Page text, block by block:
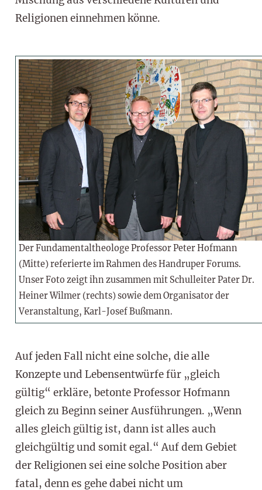
Religionen einnehmen könne.
Der Fundamentaltheologe Professor Peter Hofmann
(Mitte) referierte im Rahmen des Handruper Forums.
Unser Foto zeigt ihn zusammen mit Schulleiter Pater Dr.
Heiner Wilmer (rechts) sowie dem Organisator der
Veranstaltung, Karl-Josef Bußmann.
Auf jeden Fall nicht eine solche, die alle
Konzepte und Lebensentwürfe für „gleich
gültig“ erkläre, betonte Professor Hofmann
gleich zu Beginn seiner Ausführungen. „Wenn
alles gleich gültig ist, dann ist alles auch
gleichgültig und somit egal.“ Auf dem Gebiet
der Religionen sei eine solche Position aber
fatal, denn es gehe dabei nicht um